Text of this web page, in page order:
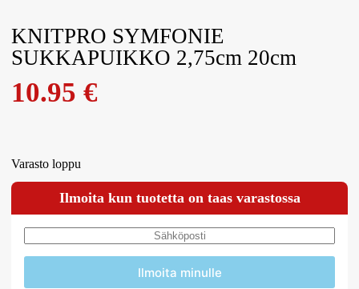
KNITPRO SYMFONIE
SUKKAPUIKKO 2,75cm 20cm
10.95€
Varasto loppu
Ilmoita kun tuotetta on taas varastossa
Ilmoita minulle